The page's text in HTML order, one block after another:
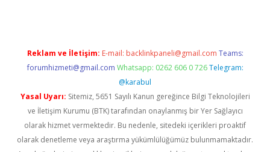
Reklam ve İletişim: E-mail: backlinkpaneli@gmail.com Teams:
forumhizmeti@gmail.com Whatsapp: 0262 606 0 726 Telegram:
@karabul
Yasal Uyarı: Sitemiz, 5651 Sayılı Kanun gereğince Bilgi Teknolojileri
ve İletişim Kurumu (BTK) tarafından onaylanmış bir Yer Sağlayıcı
olarak hizmet vermektedir. Bu nedenle, sitedeki içerikleri proaktif
olarak denetleme veya araştırma yükümlülüğümüz bulunmamaktadır.